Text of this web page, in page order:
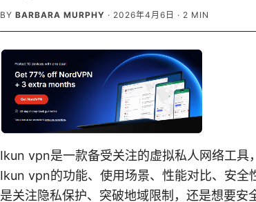
BY BARBARA MURPHY · 2026年4月6日 · 2 MIN
Ikun vpn是一款备受关注的虚拟私人网络工具
Ikun vpn的功能、使用场景、性能对比、安全
是关注隐私保护、突破地域限制，还是想要安